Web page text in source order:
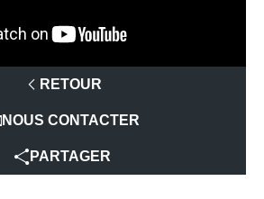
RETOUR
NOUS CONTACTER
PARTAGER